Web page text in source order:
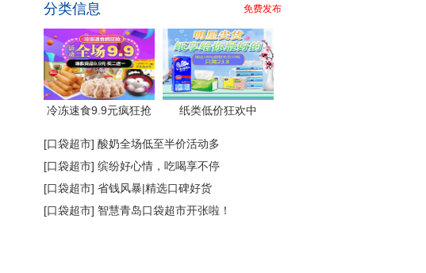
分类信息 免费发布
冷冻速食9.9元疯狂抢 纸类低价狂欢中
[口袋超市] 酸奶全场低至半价活动多
[口袋超市] 缤纷好心情，吃喝享不停
[口袋超市] 省钱风暴|精选口碑好货
[口袋超市] 智慧青岛口袋超市开张啦！